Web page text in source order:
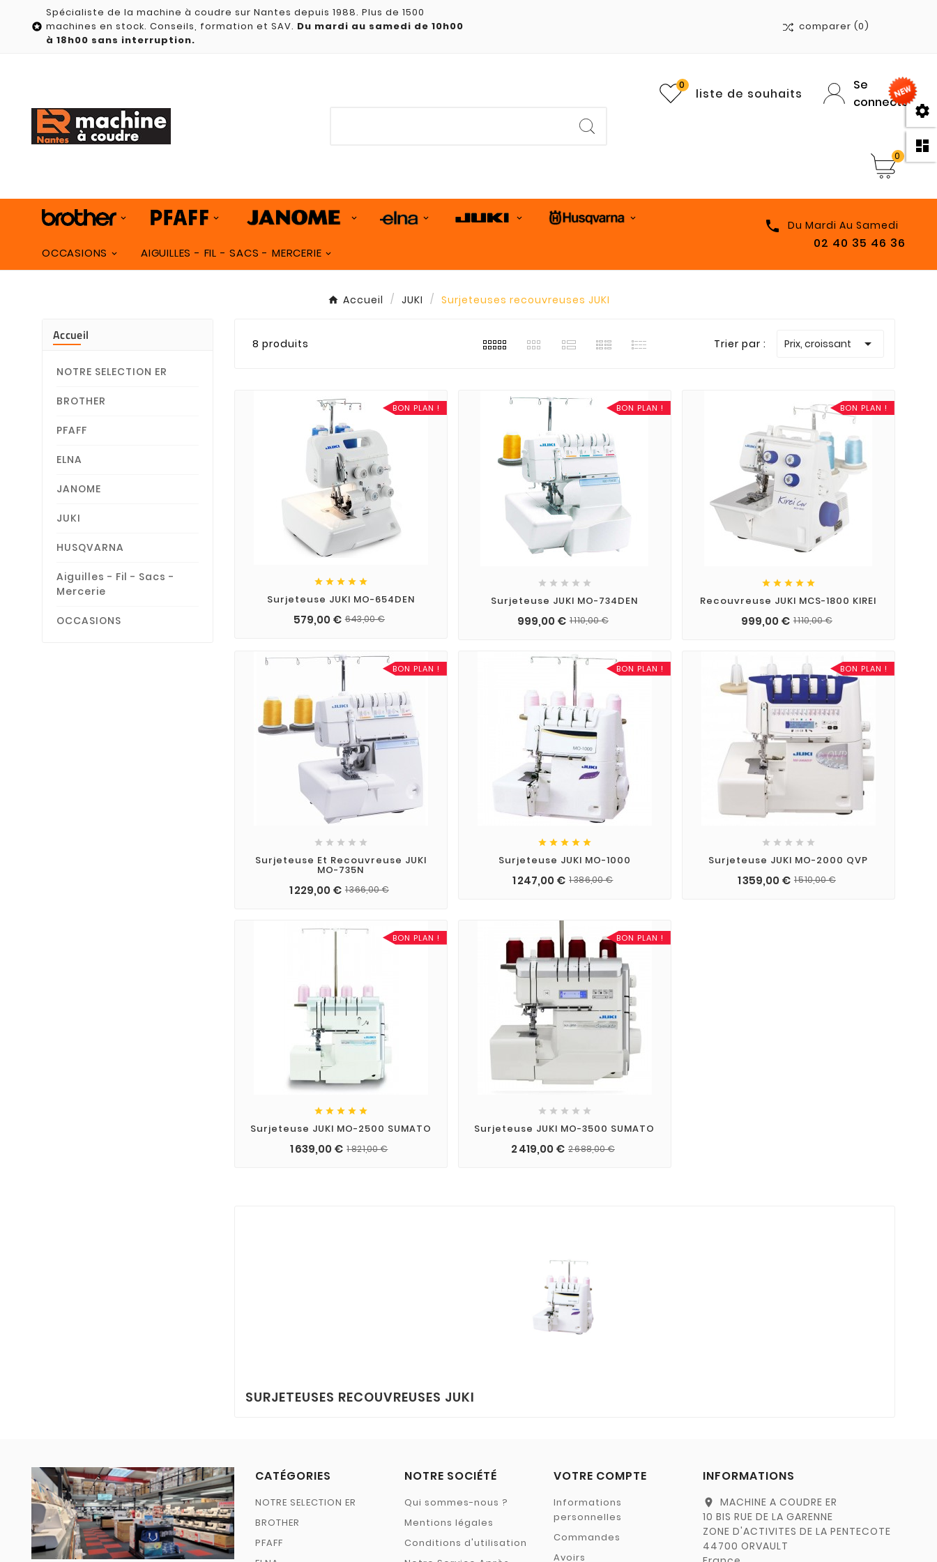



Spécialiste de la machine à coudre sur Nantes depuis 1988. Plus de 1500
machines en stock. Conseils, formation et SAV. Du mardi au samedi de 10h00
à 18h00 sans interruption.
comparer (0)
liste de souhaits
0
Se
connecter
0
OCCASIONS AIGUILLES - FIL - SACS - MERCERIE
 Du Mardi Au Samedi
02 40 35 46 36
Accueil JUKI Surjeteuses recouvreuses JUKI
Accueil
NOTRE SELECTION ER
BROTHER
PFAFF
ELNA
JANOME
JUKI
HUSQVARNA
Aiguilles - Fil - Sacs -
Mercerie
OCCASIONS
8 produits Trier par : Prix, croissant 
BON PLAN !
    
Surjeteuse JUKI MO-654DEN
579,00 € 643,00 €
BON PLAN !
    
Surjeteuse JUKI MO-734DEN
999,00 € 1 110,00 €
BON PLAN !
    
Recouvreuse JUKI MCS-1800 KIREI
999,00 € 1 110,00 €
BON PLAN !
    
Surjeteuse Et Recouvreuse JUKI
MO-735N
1 229,00 € 1 366,00 €
BON PLAN !
    
Surjeteuse JUKI MO-1000
1 247,00 € 1 386,00 €
BON PLAN !
    
Surjeteuse JUKI MO-2000 QVP
1 359,00 € 1 510,00 €
BON PLAN !
    
Surjeteuse JUKI MO-2500 SUMATO
1 639,00 € 1 821,00 €
BON PLAN !
    
Surjeteuse JUKI MO-3500 SUMATO
2 419,00 € 2 688,00 €
SURJETEUSES RECOUVREUSES JUKI
CATÉGORIES
NOTRE SELECTION ER
BROTHER
PFAFF
NOTRE SOCIÉTÉ
Qui sommes-nous ?
Mentions légales
Conditions d'utilisation
VOTRE COMPTE
Informations
personnelles
Commandes
Avoirs
INFORMATIONS
location_on
MACHINE A COUDRE ER
10 BIS RUE DE LA GARENNE
ZONE D'ACTIVITES DE LA PENTECOTE
44700 ORVAULT